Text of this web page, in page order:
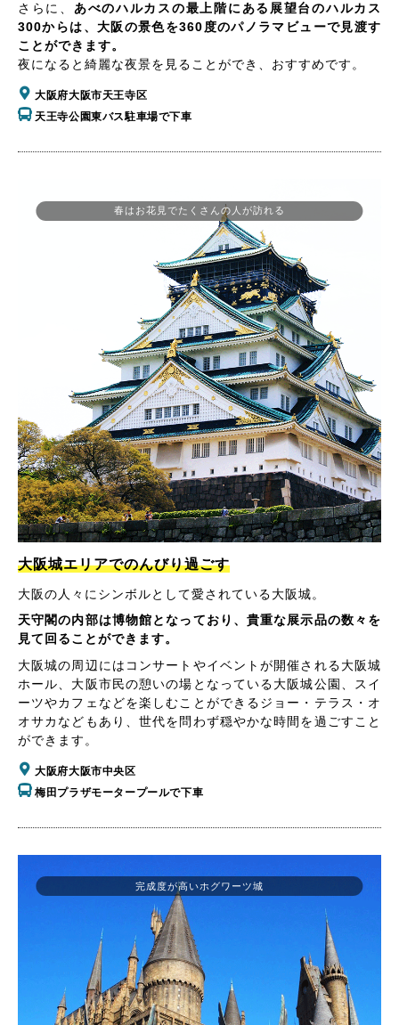
さらに、 あべのハルカスの最上階にある展望台のハルカス
300からは、大阪の景色を360度のパノラマビューで見渡す
ことができます。
夜になると綺麗な夜景を見ることができ、おすすめです。
大阪府大阪市天王寺区
天王寺公園東バス駐車場で下車
春はお花見でたくさんの人が訪れる
大阪城エリアでのんびり過ごす
大阪の人々にシンボルとして愛されている大阪城。
天守閣の内部は博物館となっており、貴重な展示品の数々を
見て回ることができます。
大阪城の周辺にはコンサートやイベントが開催される大阪城
ホール、大阪市民の憩いの場となっている大阪城公園、スイ
ーツやカフェなどを楽しむことができるジョー・テラス・オ
オサカなどもあり、世代を問わず穏やかな時間を過ごすこと
ができます。
大阪府大阪市中央区
梅田プラザモータープールで下車
完成度が高いホグワーツ城